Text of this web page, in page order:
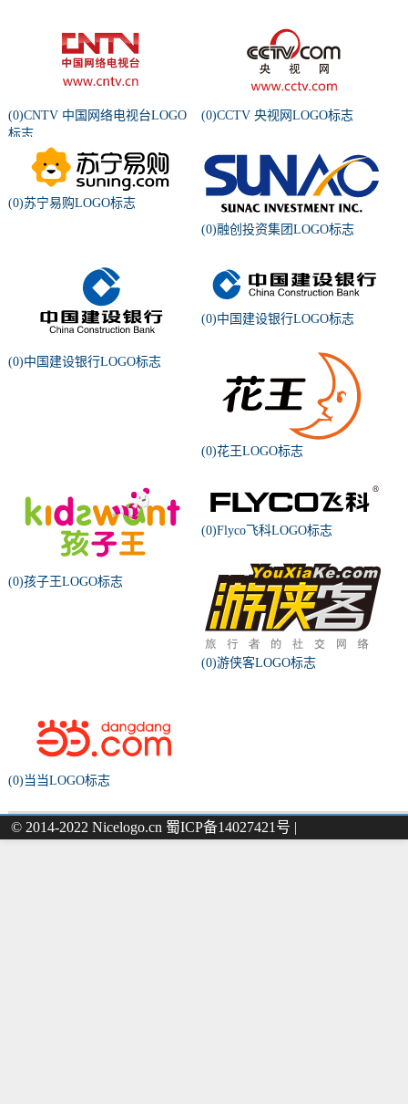
(0)CNTV 中国网络电视台LOGO
标志
(0)CCTV 央视网LOGO标志
(0)苏宁易购LOGO标志
(0)融创投资集团LOGO标志
(0)中国建设银行LOGO标志
(0)中国建设银行LOGO标志
(0)花王LOGO标志
(0)孩子王LOGO标志
(0)Flyco飞科LOGO标志
(0)游侠客LOGO标志
(0)当当LOGO标志
© 2014-2022 Nicelogo.cn 蜀ICP备14027421号 |